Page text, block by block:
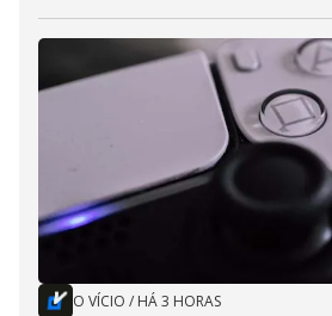
O VÍCIO / HÁ 3 HORAS